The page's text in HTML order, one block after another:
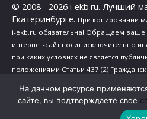
© 2008 - 2026 i-ekb.ru. Лучший
Екатеринбурге. При копировании
i-ekb.ru обязательна! Обращаем ваше
интернет-сайт носит исключительно
при каких условиях не является
положениями Статьи 437 (2)
Политика в отношении обработки
Сведения о реализуемых требованиях
На данном ресурсе
сайте, вы подтверждаете свое